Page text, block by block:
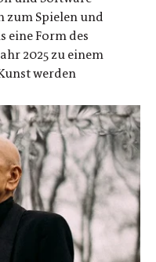
Spielen und
eine Form des
2025 zu einem
werden